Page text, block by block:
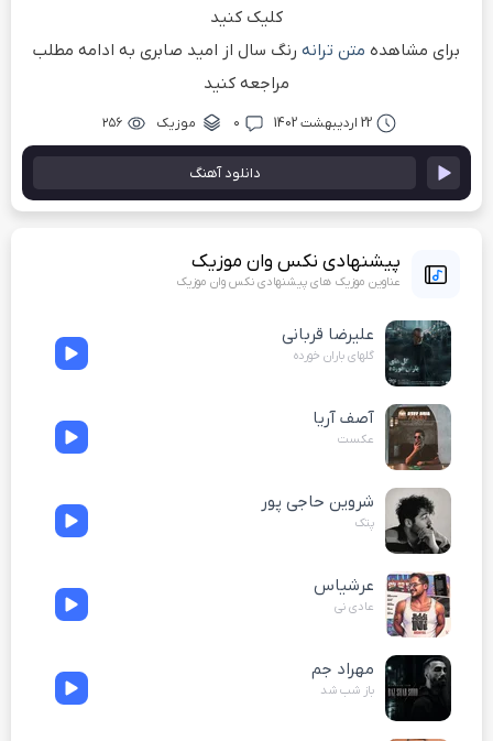
کلیک کنید
برای مشاهده متن ترانه رنگ سال از امید صابری به ادامه مطلب
مراجعه کنید
22 اردیبهشت 1402 ۰ موزیک ۲۵۶
دانلود آهنگ
پیشنهادی نکس وان موزیک
عناوین موزیک های پیشنهادی نکس وان موزیک
علیرضا قربانی
گلهای باران خورده
آصف آریا
عکست
شروین حاجی پور
پتک
عرشیاس
عادی نی
مهراد جم
باز شب شد